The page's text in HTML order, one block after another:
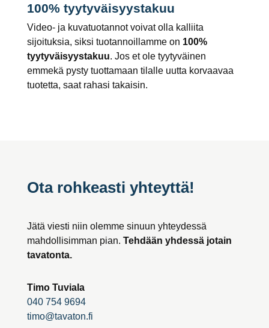
100% tyytyväisyystakuu
Video- ja kuvatuotannot voivat olla kalliita
sijoituksia, siksi tuotannoillamme on 100%
tyytyväisyystakuu. Jos et ole tyytyväinen
emmekä pysty tuottamaan tilalle uutta korvaavaa
tuotetta, saat rahasi takaisin.
Ota rohkeasti yhteyttä!
Jätä viesti niin olemme sinuun yhteydessä
mahdollisimman pian. Tehdään yhdessä jotain
tavatonta.
Timo Tuviala
040 754 9694
timo@tavaton.fi